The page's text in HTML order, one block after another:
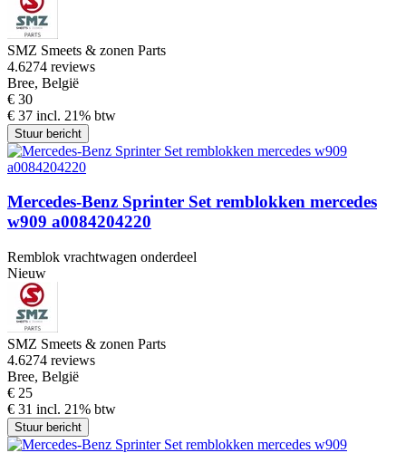
SMZ Smeets & zonen Parts
4.6274 reviews
Bree, België
€ 30
€ 37 incl. 21% btw
Stuur bericht
Mercedes-Benz Sprinter Set remblokken mercedes
w909 a0084204220
Remblok vrachtwagen onderdeel
Nieuw
SMZ Smeets & zonen Parts
4.6274 reviews
Bree, België
€ 25
€ 31 incl. 21% btw
Stuur bericht